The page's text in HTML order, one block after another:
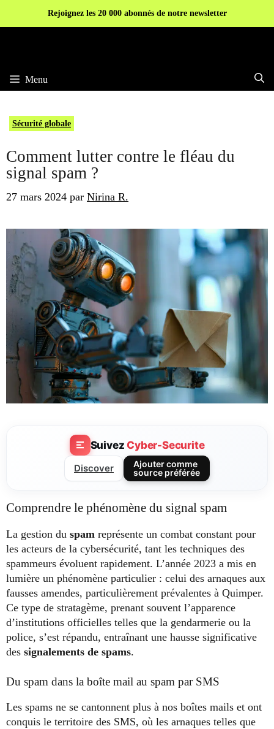
Rejoignez les 20 000 abonnés de notre newsletter
Menu
Sécurité globale
Comment lutter contre le fléau du
signal spam ?
27 mars 2024 par Nirina R.
SuivezCyber-Securite
Discover
Ajouter comme
source préférée
Comprendre le phénomène du signal spam
La gestion du spam représente un combat constant pour
les acteurs de la cybersécurité, tant les techniques des
spammeurs évoluent rapidement. L’année 2023 a mis en
lumière un phénomène particulier : celui des arnaques aux
fausses amendes, particulièrement prévalentes à Quimper.
Ce type de stratagème, prenant souvent l’apparence
d’institutions officielles telles que la gendarmerie ou la
police, s’est répandu, entraînant une hausse significative
des signalements de spams.
Du spam dans la boîte mail au spam par SMS
Les spams ne se cantonnent plus à nos boîtes mails et ont
conquis le territoire des SMS, où les arnaques telles que